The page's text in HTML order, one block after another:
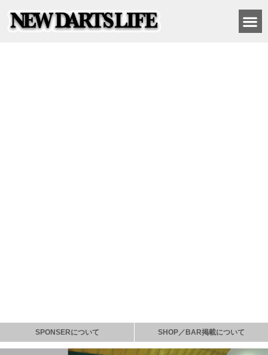
SPONSERについて SHOP／BAR掲載について